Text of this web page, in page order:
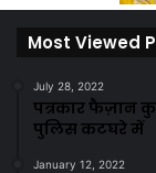
Most Viewed
July 28, 2022
पत्रकार फैज़ान
पुलिस कटघरे में
January 12, 2022